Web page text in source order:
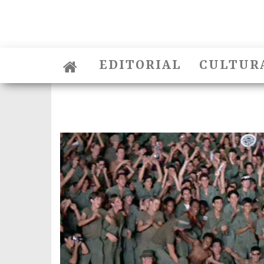
EDITORIAL